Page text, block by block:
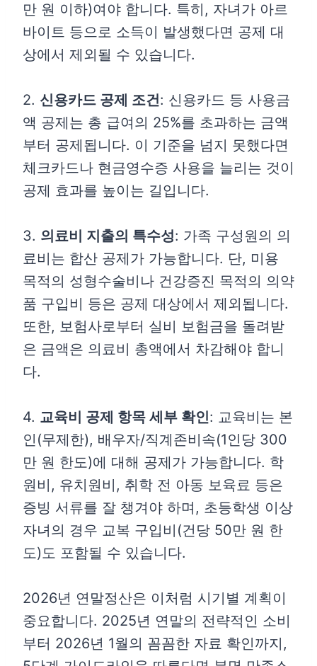
만 원 이하)여야 합니다. 특히, 자녀가 아르
바이트 등으로 소득이 발생했다면 공제 대
상에서 제외될 수 있습니다.
2. 신용카드 공제 조건: 신용카드 등 사용금
액 공제는 총 급여의 25%를 초과하는 금액
부터 공제됩니다. 이 기준을 넘지 못했다면
체크카드나 현금영수증 사용을 늘리는 것이
공제 효과를 높이는 길입니다.
3. 의료비 지출의 특수성: 가족 구성원의 의
료비는 합산 공제가 가능합니다. 단, 미용
목적의 성형수술비나 건강증진 목적의 의약
품 구입비 등은 공제 대상에서 제외됩니다.
또한, 보험사로부터 실비 보험금을 돌려받
은 금액은 의료비 총액에서 차감해야 합니
다.
4. 교육비 공제 항목 세부 확인: 교육비는 본
인(무제한), 배우자/직계존비속(1인당 300
만 원 한도)에 대해 공제가 가능합니다. 학
원비, 유치원비, 취학 전 아동 보육료 등은
증빙 서류를 잘 챙겨야 하며, 초등학생 이상
자녀의 경우 교복 구입비(건당 50만 원 한
도)도 포함될 수 있습니다.
2026년 연말정산은 이처럼 시기별 계획이
중요합니다. 2025년 연말의 전략적인 소비
부터 2026년 1월의 꼼꼼한 자료 확인까지,